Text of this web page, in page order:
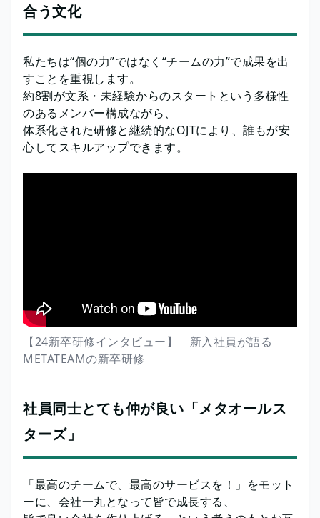
合う文化
私たちは“個の力”ではなく“チームの力”で成果を出
すことを重視します。
約8割が文系・未経験からのスタートという多様性
のあるメンバー構成ながら、
体系化された研修と継続的なOJTにより、誰もが安
心してスキルアップできます。
【24新卒研修インタビュー】 新入社員が語る
METATEAMの新卒研修
社員同士とても仲が良い「メタオールス
ターズ」
「最高のチームで、最高のサービスを！」をモット
ーに、会社一丸となって皆で成長する、